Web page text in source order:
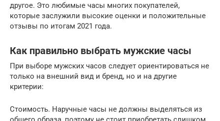
другое. Это любимые часы многих покупателей,
которые заслужили высокие оценки и положительные
отзывы по итогам 2021 года.
Как правильно выбрать мужские часы
При выборе мужских часов следует ориентироваться не
только на внешний вид и бренд, но и на другие
критерии:
Стоимость. Наручные часы не должны выделяться из